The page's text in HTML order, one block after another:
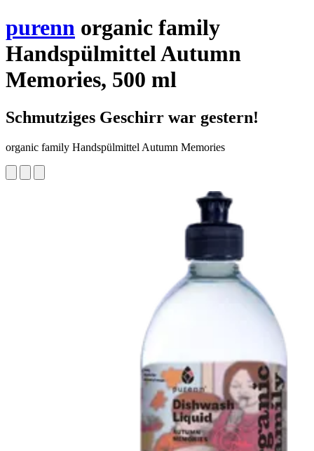
purenn organic family
Handspülmittel Autumn
Memories, 500 ml
Schmutziges Geschirr war gestern!
organic family Handspülmittel Autumn Memories